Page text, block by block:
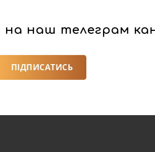
вдень 18 – 23° тепла.
вродженою вадою нирки.
на наш телеграм
ПІДПИСАТИСЬ